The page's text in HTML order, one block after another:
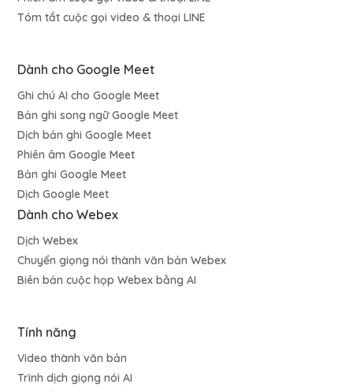
Tóm tắt cuộc gọi video & thoại LINE
Dành cho Google Meet
Ghi chú AI cho Google Meet
Bản ghi song ngữ Google Meet
Dịch bản ghi Google Meet
Phiên âm Google Meet
Bản ghi Google Meet
Dịch Google Meet
Dành cho Webex
Dịch Webex
Chuyển giọng nói thành văn bản Webex
Biên bản cuộc họp Webex bằng AI
Tính năng
Video thành văn bản
Trình dịch giọng nói AI